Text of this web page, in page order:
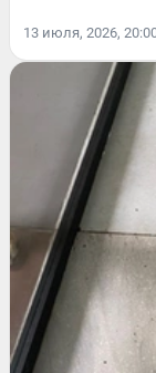
13 июля, 2026,